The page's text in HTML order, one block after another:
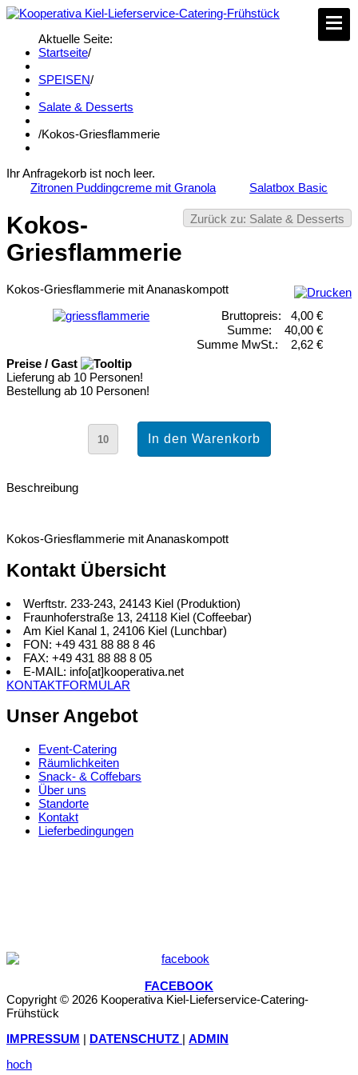
Aktuelle Seite:
Startseite/
SPEISEN/
Salate & Desserts
/Kokos-Griesflammerie
Ihr Anfragekorb ist noch leer.
Zitronen Puddingcreme mit Granola
Salatbox Basic
Zurück zu: Salate & Desserts
Kokos-
Griesflammerie
Kokos-Griesflammerie mit Ananaskompott
Bruttopreis:
4,00 €
Summe:
40,00 €
Summe MwSt.:
2,62 €
Preise / Gast
Lieferung ab 10 Personen!
Bestellung ab 10 Personen!
Beschreibung
Kokos-Griesflammerie mit Ananaskompott
Kontakt Übersicht
Werftstr. 233-243, 24143 Kiel (Produktion)
Fraunhoferstraße 13, 24118 Kiel (Coffeebar)
Am Kiel Kanal 1, 24106 Kiel (Lunchbar)
FON: +49 431 88 88 8 46
FAX: +49 431 88 88 8 05
E-MAIL: info[at]kooperativa.net
KONTAKTFORMULAR
Unser Angebot
Event-Catering
Räumlichkeiten
Snack- & Coffebars
Über uns
Standorte
Kontakt
Lieferbedingungen
FACEBOOK
Copyright © 2026 Kooperativa Kiel-Lieferservice-Catering-
Frühstück
IMPRESSUM | DATENSCHUTZ | ADMIN
hoch